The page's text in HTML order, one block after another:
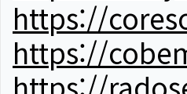
https://
https://